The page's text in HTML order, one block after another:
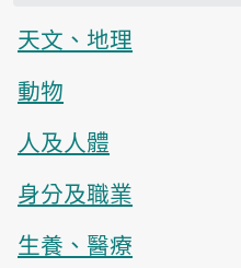
天文、地理
動物
人及人體
身分及職業
生養、醫療